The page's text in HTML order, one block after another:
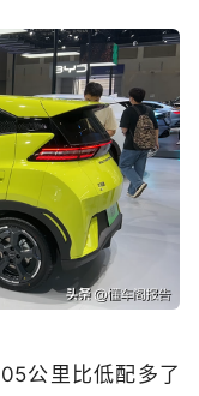
公里比低配多了